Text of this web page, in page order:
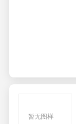
暂无图样